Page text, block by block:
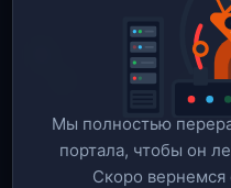
Мы полностью
портала, чтобы он
Скоро